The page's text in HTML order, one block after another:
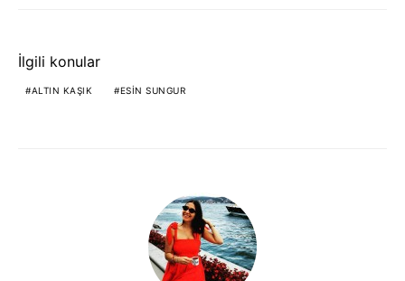
İlgili konular
ALTIN KAŞIK ESIN SUNGUR